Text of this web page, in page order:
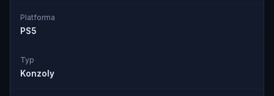
Platforma
PS5
Typ
Konzoly